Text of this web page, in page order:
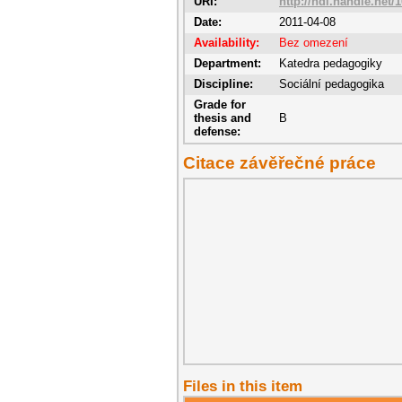
Date:
2011-04-08
Availability:
Bez omezení
Department:
Katedra pedagogiky
Discipline:
Sociální pedagogika
Grade for
thesis and
defense:
B
Citace závěřečné práce
Files in this item